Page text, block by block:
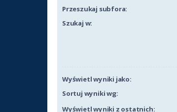
Przeszukaj subfora:
Szukaj w:
Wyświetl wyniki jako:
Sortuj wyniki wg:
Wyświetl wyniki z ostatnich: